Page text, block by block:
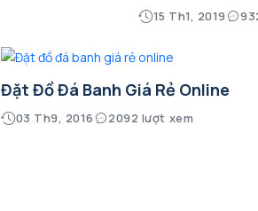
15 Th1, 2019
Đặt Đồ Đá Banh Giá Rẻ Online
03 Th9, 2016 2092 lượt xem